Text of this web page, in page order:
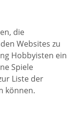
die
Websites zu
Hobbyisten ein
Spiele
Liste der
können.